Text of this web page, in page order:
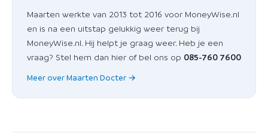
Maarten werkte van 2013 tot 2016 voor MoneyWise.nl
en is na een uitstap gelukkig weer terug bij
MoneyWise.nl. Hij helpt je graag weer. Heb je een
vraag? Stel hem dan hier of bel ons op 085-760 7600
Meer over Maarten Docter →